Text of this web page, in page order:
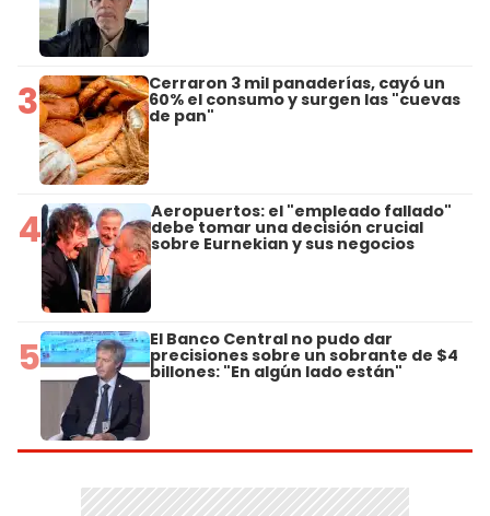
3 Cerraron 3 mil panaderías, cayó un
60% el consumo y surgen las "cuevas
de pan"
4 Aeropuertos: el "empleado fallado"
debe tomar una decisión crucial
sobre Eurnekian y sus negocios
5 El Banco Central no pudo dar
precisiones sobre un sobrante de $4
billones: "En algún lado están"